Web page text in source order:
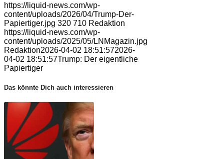
https://liquid-news.com/wp-
content/uploads/2026/04/Trump-Der-
Papiertiger.jpg 320 710 Redaktion
https://liquid-news.com/wp-
content/uploads/2025/05/LNMagazin.jpg
Redaktion2026-04-02 18:51:572026-
04-02 18:51:57Trump: Der eigentliche
Papiertiger
Das könnte Dich auch interessieren